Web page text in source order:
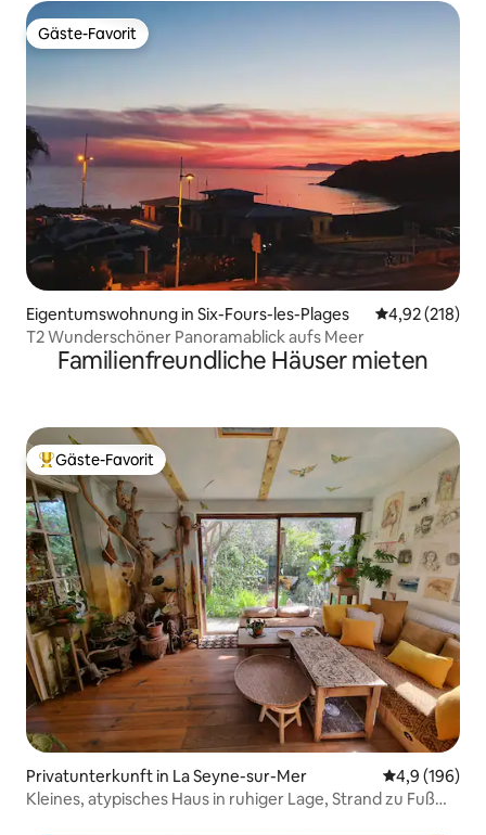
Gäste-Favorit
Gäste-Favorit
Eigentumswohnung in Six-Fours-les-Plages
4,92 (218)
T2 Wunderschöner Panoramablick aufs Meer
Familienfreundliche Häuser mieten
Beliebter Gäste-Favorit.
Gäste-Favorit
Privatunterkunft in La Seyne-sur-Mer
4,9 (196)
Kleines, atypisches Haus in ruhiger Lage, Strand zu Fuß